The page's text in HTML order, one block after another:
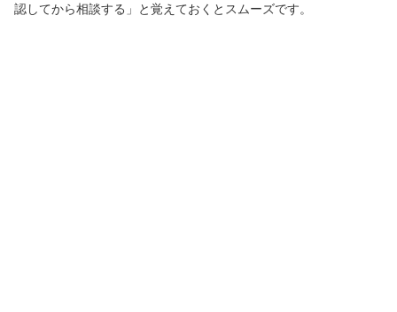
認してから相談する」と覚えておくとスムーズです。